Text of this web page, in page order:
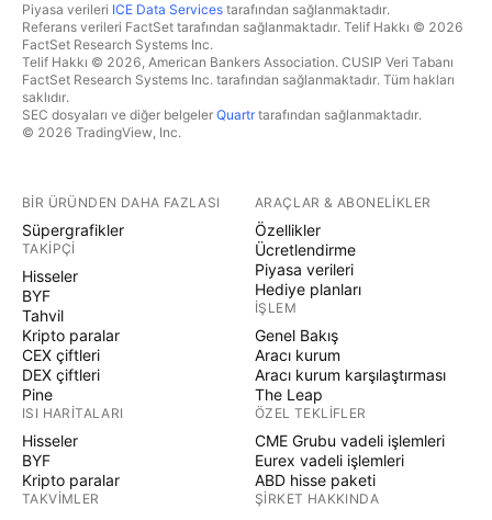
Piyasa verileri ICE Data Services tarafından sağlanmaktadır.
Referans verileri FactSet tarafından sağlanmaktadır. Telif Hakkı © 2026
FactSet Research Systems Inc.
Telif Hakkı © 2026, American Bankers Association. CUSIP Veri Tabanı
FactSet Research Systems Inc. tarafından sağlanmaktadır. Tüm hakları
saklıdır.
SEC dosyaları ve diğer belgeler Quartrtarafından sağlanmaktadır.
© 2026 TradingView, Inc.
BIR ÜRÜNDEN DAHA FAZLASI
Süpergrafikler
TAKIPÇI
Hisseler
BYF
Tahvil
Kripto paralar
CEX çiftleri
DEX çiftleri
Pine
ISI HARITALARI
Hisseler
BYF
Kripto paralar
TAKVIMLER
ARAÇLAR & ABONELIKLER
Özellikler
Ücretlendirme
Piyasa verileri
Hediye planları
İŞLEM
Genel Bakış
Aracı kurum
Aracı kurum karşılaştırması
The Leap
ÖZEL TEKLIFLER
CME Grubu vadeli işlemleri
Eurex vadeli işlemleri
ABD hisse paketi
ŞIRKET HAKKINDA